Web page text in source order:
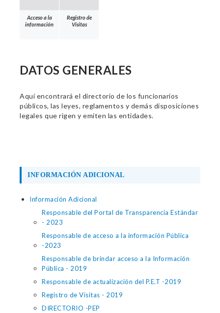
Acceso a la
información
Registro de
Visitas
DATOS GENERALES
Aquí encontrará el directorio de los funcionarios
públicos, las leyes, reglamentos y demás disposiciones
legales que rigen y emiten las entidades.
INFORMACIÓN ADICIONAL
Información Adicional
Responsable del Portal de Transparencia Estándar
- 2023
Responsable de acceso a la información Pública
-2023
Responsable de brindar acceso a la Información
Pública - 2019
Responsable de actualización del P.E.T -2019
Registro de Visitas - 2019
DIRECTORIO -PEP